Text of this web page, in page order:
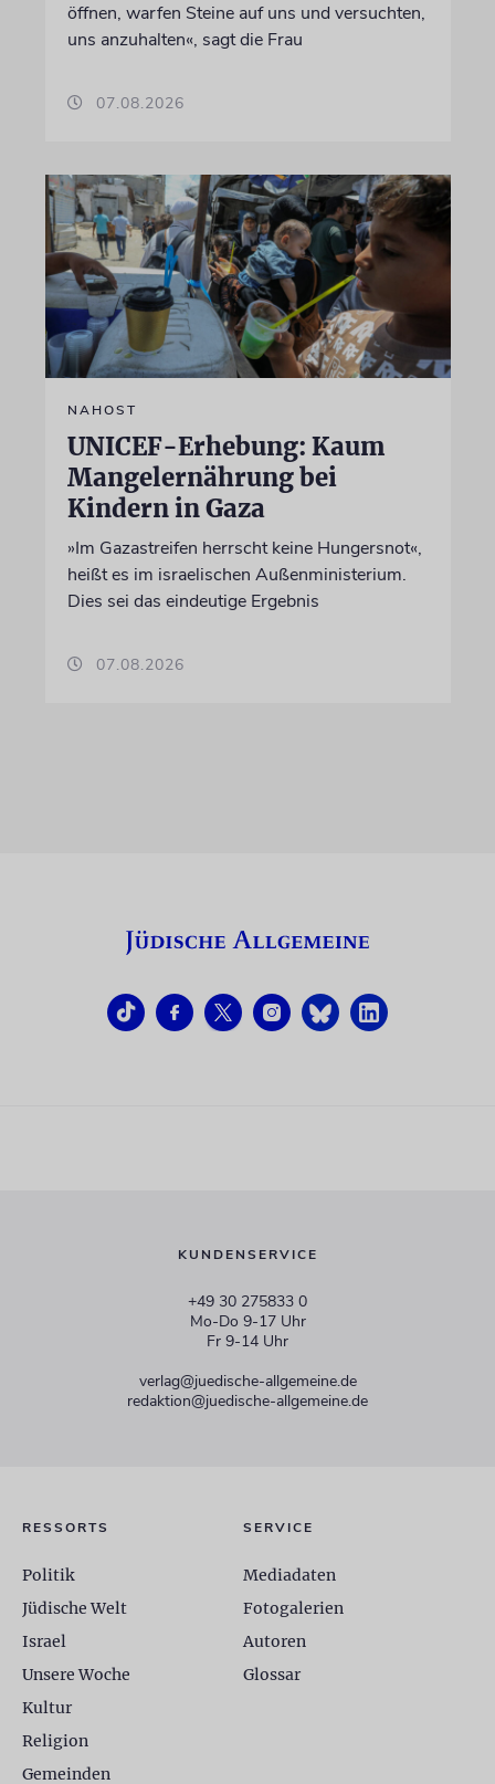
öffnen, warfen Steine auf uns und versuchten,
uns anzuhalten«, sagt die Frau
07.08.2026
NAHOST
UNICEF-Erhebung: Kaum
Mangelernährung bei
Kindern in Gaza
»Im Gazastreifen herrscht keine Hungersnot«,
heißt es im israelischen Außenministerium.
Dies sei das eindeutige Ergebnis
07.08.2026
KUNDENSERVICE
+49 30 275833 0
Mo-Do 9-17 Uhr
Fr 9-14 Uhr
verlag@juedische-allgemeine.de
redaktion@juedische-allgemeine.de
RESSORTS
Politik
Jüdische Welt
Israel
Unsere Woche
Kultur
Religion
Gemeinden
SERVICE
Mediadaten
Fotogalerien
Autoren
Glossar